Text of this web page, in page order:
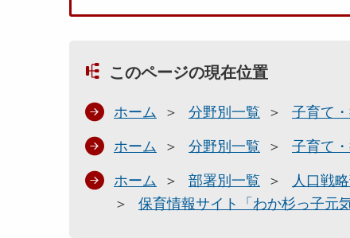
このページの現在位置
ホーム 分野別一覧 子育て
ホーム 分野別一覧 子育て
ホーム 部署別一覧 人口戦
保育情報サイト「わか杉っ子元